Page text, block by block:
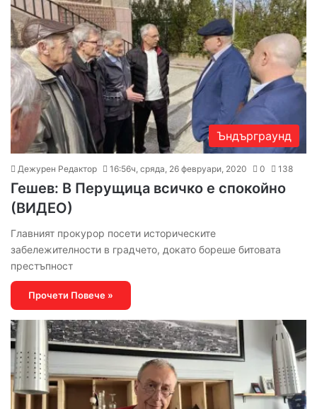
Ъндърграунд
Дежурен Редактор 16:56ч, сряда, 26 февруари, 2020 0 138
Гешев: В Перущица всичко е спокойно
(ВИДЕО)
Главният прокурор посети историческите
забележителности в градчето, докато бореше битовата
престъпност
Прочети Повече »